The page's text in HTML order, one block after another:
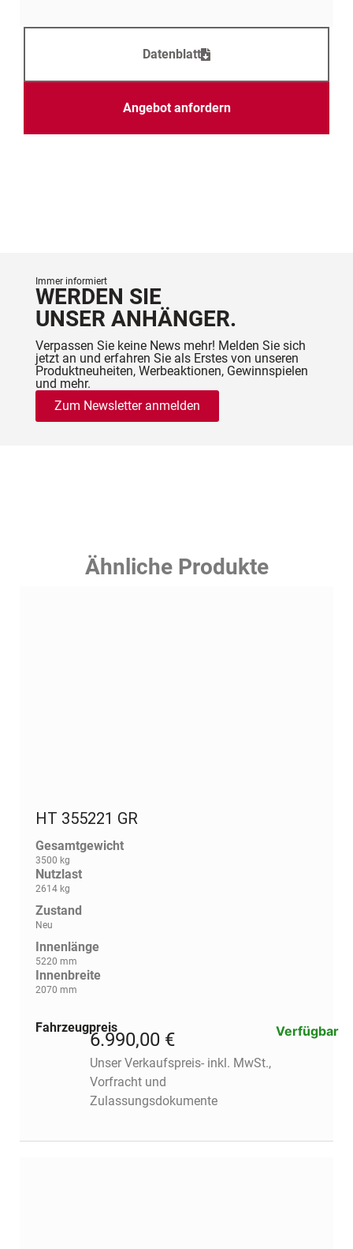
Datenblatt
Angebot anfordern
Immer informiert
WERDEN SIE
UNSER ANHÄNGER.
Verpassen Sie keine News mehr! Melden Sie sich
jetzt an und erfahren Sie als Erstes von unseren
Produktneuheiten, Werbeaktionen, Gewinnspielen
und mehr.
Zum Newsletter anmelden
Ähnliche Produkte
HT 355221 GR
Gesamtgewicht
3500 kg
Nutzlast
2614 kg
Zustand
Neu
Innenlänge
5220 mm
Innenbreite
2070 mm
Fahrzeugpreis
6.990,00 €
Unser Verkaufspreis- inkl. MwSt.,
Vorfracht und
Zulassungsdokumente
Verfügbar